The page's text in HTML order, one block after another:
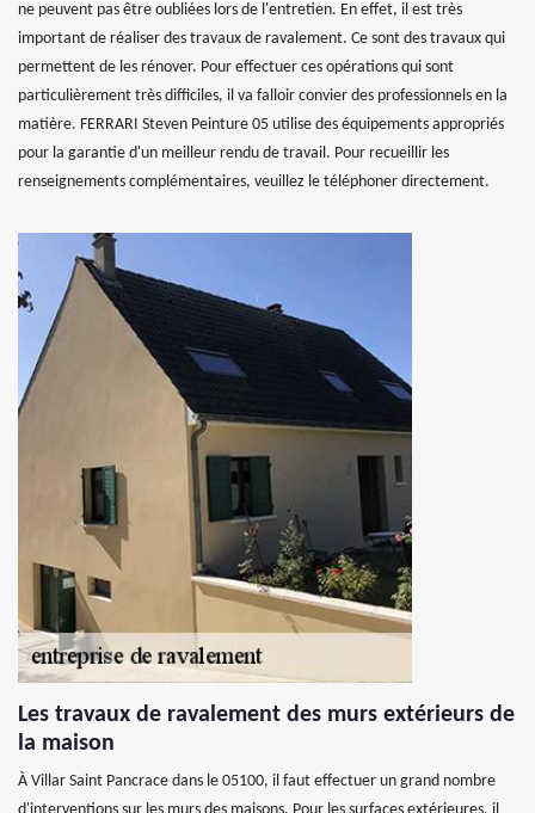
ne peuvent pas être oubliées lors de l'entretien. En effet, il est très
important de réaliser des travaux de ravalement. Ce sont des travaux qui
permettent de les rénover. Pour effectuer ces opérations qui sont
particulièrement très difficiles, il va falloir convier des professionnels en la
matière. FERRARI Steven Peinture 05 utilise des équipements appropriés
pour la garantie d'un meilleur rendu de travail. Pour recueillir les
renseignements complémentaires, veuillez le téléphoner directement.
Les travaux de ravalement des murs extérieurs de
la maison
À Villar Saint Pancrace dans le 05100, il faut effectuer un grand nombre